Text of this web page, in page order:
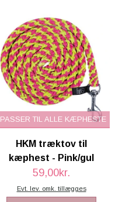
PASSER TIL ALLE KÆPHESTE
HKM træktov til
kæphest - Pink/gul
59,00kr.
Evt. lev. omk. tillægges